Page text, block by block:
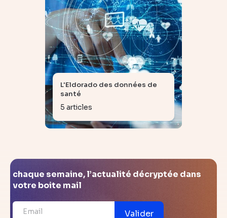
L'Eldorado des données de
santé
5 articles
chaque semaine, l’actualité décryptée dans
votre boite mail
Valider